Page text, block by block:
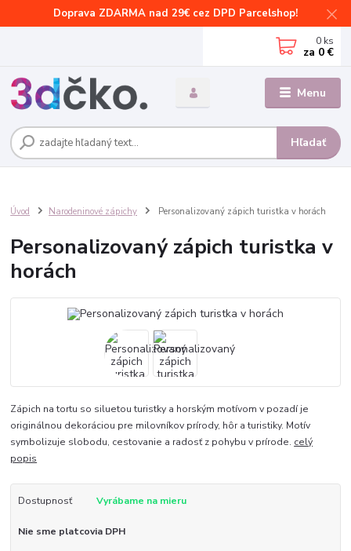
Doprava ZDARMA nad 29€ cez DPD Parcelshop!
Menu
Hľadať
0 ks
za 0 €
Úvod Narodeninové zápichy Personalizovaný zápich turistka v horách
Personalizovaný zápich turistka v
horách
Zápich na tortu so siluetou turistky a horským motívom v pozadí je
originálnou dekoráciou pre milovníkov prírody, hôr a turistiky. Motív
symbolizuje slobodu, cestovanie a radosť z pohybu v prírode. celý
popis
Dostupnosť Vyrábame na mieru
Nie sme platcovia DPH